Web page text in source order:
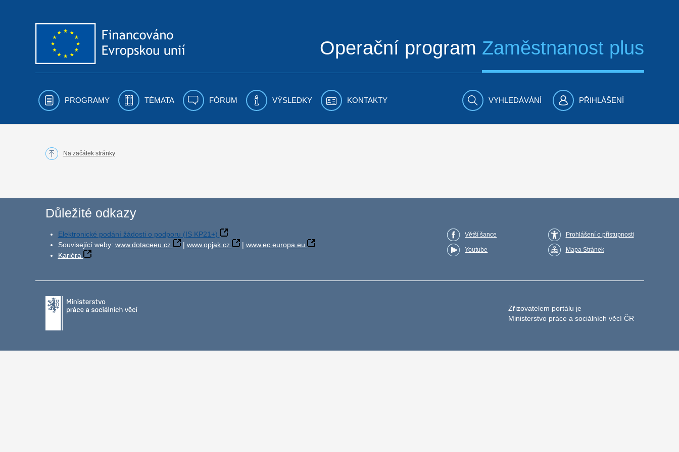
Operační program Zaměstnanost plus
PROGRAMY TÉMATA FÓRUM VÝSLEDKY KONTAKTY VYHLEDÁVÁNÍ PŘIHLÁŠENÍ
Na začátek stránky
Důležité odkazy
Elektronické podání žádosti o podporu (IS KP21+)
Související weby: www.dotaceeu.cz | www.opjak.cz | www.ec.europa.eu
Kariéra
Větší šance
Youtube
Prohlášení o přístupnosti
Mapa Stránek
Zřizovatelem portálu je
Ministerstvo práce a sociálních věcí ČR